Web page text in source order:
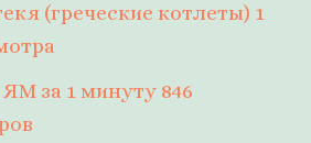
(греческие котлеты) 1
за 1 минуту 846